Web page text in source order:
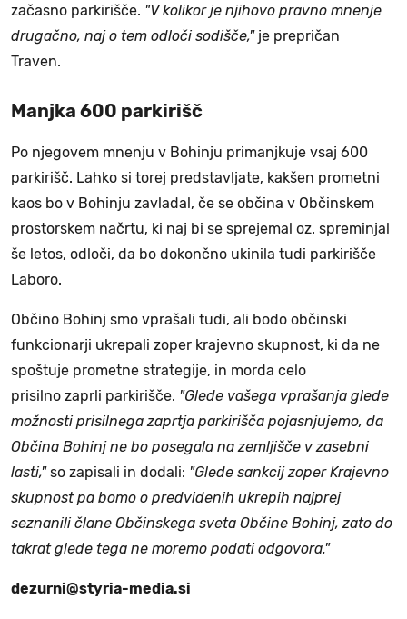
začasno parkirišče. "V kolikor je njihovo pravno mnenje
drugačno, naj o tem odloči sodišče,"je prepričan
Traven.
Manjka 600 parkirišč
Po njegovem mnenju v Bohinju primanjkuje vsaj 600
parkirišč. Lahko si torej predstavljate, kakšen prometni
kaos bo v Bohinju zavladal, če se občina v Občinskem
prostorskem načrtu, ki naj bi se sprejemal oz. spreminjal
še letos, odloči, da bo dokončno ukinila tudi parkirišče
Laboro.
Občino Bohinj smo vprašali tudi, ali bodo občinski
funkcionarji ukrepali zoper krajevno skupnost, ki da ne
spoštuje prometne strategije, in morda celo
prisilno zaprli parkirišče. "Glede vašega vprašanja glede
možnosti prisilnega zaprtja parkirišča pojasnjujemo, da
Občina Bohinj ne bo posegala na zemljišče v zasebni
lasti,"so zapisali in dodali: "Glede sankcij zoper Krajevno
skupnost pa bomo o predvidenih ukrepih najprej
seznanili člane Občinskega sveta Občine Bohinj, zato do
takrat glede tega ne moremo podati odgovora."
dezurni@styria-media.si